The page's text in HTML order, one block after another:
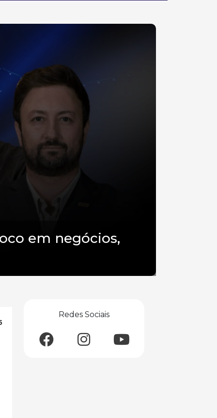
em negócios,
Redes Sociais